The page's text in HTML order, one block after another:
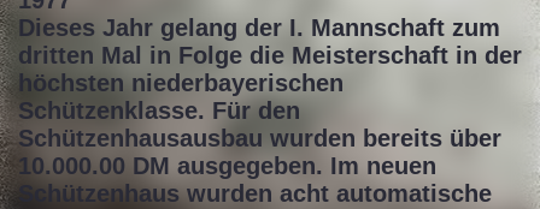
Dieses Jahr gelang der I. Mannschaft zum
dritten Mal in Folge die Meisterschaft in der
höchsten niederbayerischen
Schützenklasse. Für den
Schützenhausausbau wurden bereits über
10.000.00 DM ausgegeben. Im neuen
Schützenhaus wurden acht automatische